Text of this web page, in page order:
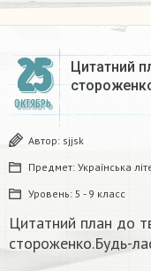
25
ОКТЯБРЬ
Цитатний
Автор: sjjsk
Предмет: Українська
Уровень: 5 - 9 класс
Цитатний план до
стороженко.Будь-